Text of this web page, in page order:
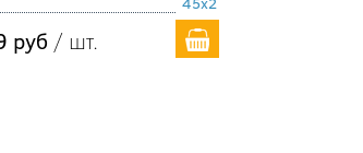
руб / шт.